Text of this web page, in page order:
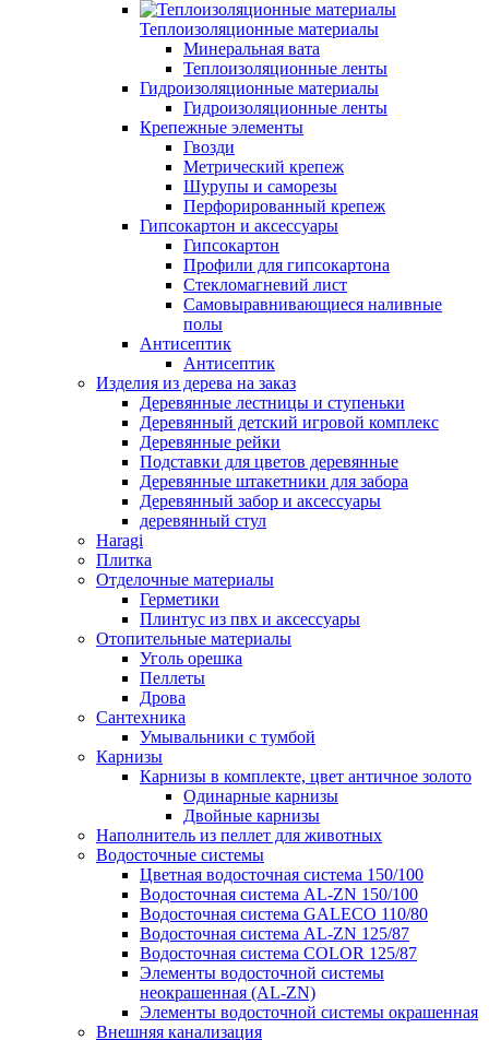
Теплоизоляционные материалы
Минеральная вата
Теплоизоляционные ленты
Гидроизоляционные материалы
Гидроизоляционные ленты
Крепежные элементы
Гвозди
Метрический крепеж
Шурупы и саморезы
Перфорированный крепеж
Гипсокартон и аксессуары
Гипсокартон
Профили для гипсокартона
Стекломагневий лист
Самовыравнивающиеся наливные
полы
Aнтисептик
Aнтисептик
Изделия из дерева на заказ
Деревянные лестницы и ступеньки
Деревянный детский игровой комплекс
Деревянные рейки
Подставки для цветов деревянные
Деревянные штакетники для забора
Деревянный забор и аксессуары
деревянный стул
Haragi
Плитка
Отделочные материалы
Герметики
Плинтус из пвх и аксессуары
Отопительные материалы
Уголь орешка
Пеллеты
Дрова
Сантехника
Умывальники с тумбой
Карнизы
Карнизы в комплекте, цвет античное золото
Одинарные карнизы
Двойные карнизы
Наполнитель из пеллет для животных
Водосточные системы
Цветная водосточная система 150/100
Водосточная система AL-ZN 150/100
Водосточная система GALECO 110/80
Водосточная система AL-ZN 125/87
Водосточная система COLOR 125/87
Элементы водосточной системы
неокрашенная (AL-ZN)
Элементы водосточной системы окрашенная
Внешняя канализация